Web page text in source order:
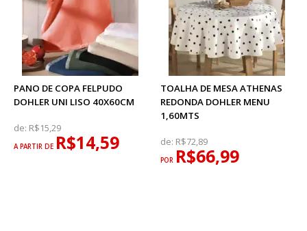
PANO DE COPA FELPUDO
DOHLER UNI LISO 40X60CM
de: R$15,29
A PARTIR DE R$14,59
TOALHA DE MESA ATHENAS
REDONDA DOHLER MENU
1,60MTS
de: R$72,89
POR R$66,99